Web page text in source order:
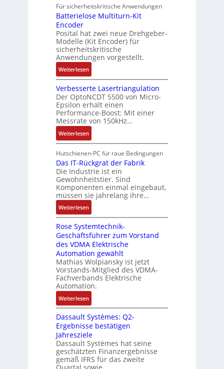
g
s
i
c
h
e
r
e
E
n
t
w
i
c
k
l
u
n
g
o
t
i
k
M
i
l
l
i
o
n
e
n
A
r
b
e
i
t
s
k
r
ä
f
t
e
t
o
m
a
t
i
n
x
p
a
n
d
i
e
r
t
f
t
r
a
g
s
e
i
n
g
a
n
g
i
m
s
c
h
i
n
e
n
-
u
n
d
A
n
l
a
g
e
n
b
a
u
:
Für sicherheitskritische Anwendungen
Batterielose Multiturn-Kit
Encoder
Posital hat zwei neue Drehgeber-
Modelle (Kit Encoder) für
sicherheitskritische
Anwendungen vorgestellt.
Weiterlesen:
B
a
t
t
e
r
i
e
l
o
s
e
M
u
l
i
t
u
r
n
-
K
i
t
E
n
c
o
d
e
Verbesserte Lasertriangulation
Der OptoNCDT 5500 von Micro-
Epsilon erhält einen
Performance-Boost: Mit einer
Messrate von 150kHz…
Weiterlesen:
V
e
r
b
e
s
s
e
r
t
e
L
a
s
e
r
r
i
a
n
g
u
l
Hutschienen-PC für raue Bedingungen
Das IT-Rückgrat der Fabrik
Die Industrie ist ein
Gewohnheitstier. Sind
Komponenten einmal eingebaut,
müssen sie jahrelang ihre…
Weiterlesen:
D
a
s
I
T
-
R
ü
c
k
r
a
t
d
e
Rose Systemtechnik-
Geschäftsführer zum Vorstand
des VDMA Elektrische
Automation gewählt
Mathias Wolpiansky ist jetzt
Vorstands-Mitglied des VDMA-
Fachverbands Elektrische
Automation.
Weiterlesen:
R
o
s
e
S
y
s
Dassault Systèmes: Q2-
Ergebnisse bestätigen
Jahresziele
Dassault Systèmes hat seine
geschätzten Finanzergebnisse
gemäß IFRS für das zweite